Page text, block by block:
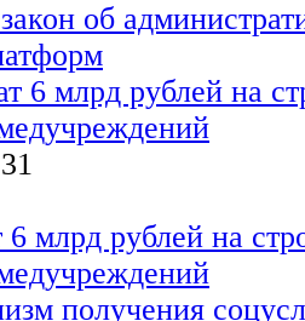
об
млрд рублей на